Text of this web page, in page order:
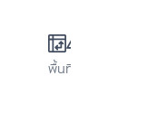
42 ตร.ม.
พื้นที่ใช้สอย